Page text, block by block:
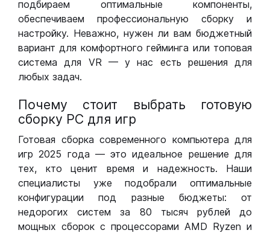
подбираем оптимальные компоненты,
обеспечиваем профессиональную сборку и
настройку. Неважно, нужен ли вам бюджетный
вариант для комфортного гейминга или топовая
система для VR — у нас есть решения для
любых задач.
Почему стоит выбрать готовую
сборку РС для игр
Готовая сборка современного компьютера для
игр 2025 года — это идеальное решение для
тех, кто ценит время и надежность. Наши
специалисты уже подобрали оптимальные
конфигурации под разные бюджеты: от
недорогих систем за 80 тысяч рублей до
мощных сборок с процессорами AMD Ryzen и